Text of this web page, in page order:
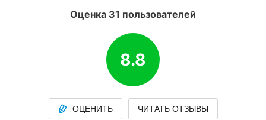
Оценка 31 пользователей
8.8
ОЦЕНИТЬ ЧИТАТЬ ОТЗЫВЫ